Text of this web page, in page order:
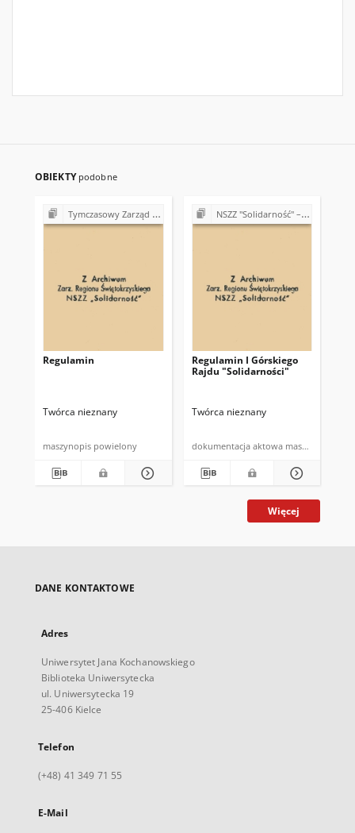
OBIEKTY podobne
Tymczasowy Zarząd Regionu Świętokrzyskiego NSZZ "Solidarność" (1989)
Regulamin
Twórca nieznany
maszynopis powielony
NSZZ "Solidarność" – 15. rocznica powstania Związku
Regulamin I Górskiego
Rajdu "Solidarności"
Twórca nieznany
dokumentacja aktowa
Więcej
DANE KONTAKTOWE
Adres
Uniwersytet Jana Kochanowskiego
Biblioteka Uniwersytecka
ul. Uniwersytecka 19
25-406 Kielce
Telefon
(+48) 41 349 71 55
E-Mail